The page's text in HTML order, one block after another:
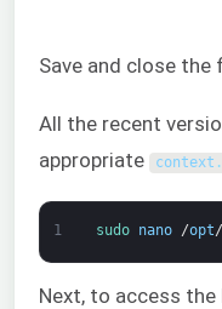
Save and close the
All the recent
appropriate
context .
1 sudo nano /opt/
Next, to access